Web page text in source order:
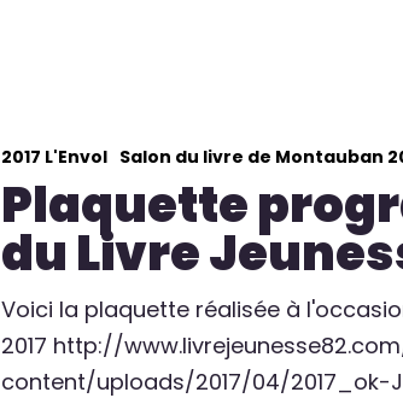
2017 L'Envol Salon du livre de Montauban
Plaquette
du Livre
Voici la plaquette réalisée à
2017 http://
content/uploads/2017/04/2017_ok-